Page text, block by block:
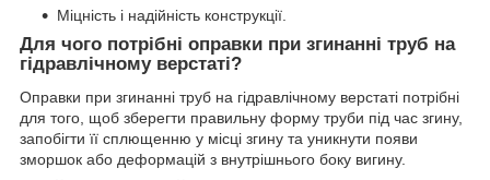
Міцність і надійність конструкції.
Для чого потрібні оправки при згинанні труб на
гідравлічному верстаті?
Оправки при згинанні труб на гідравлічному верстаті потрібні
для того, щоб зберегти правильну форму труби під час згину,
запобігти її сплющенню у місці згину та уникнути появи
зморшок або деформацій з внутрішнього боку вигину.